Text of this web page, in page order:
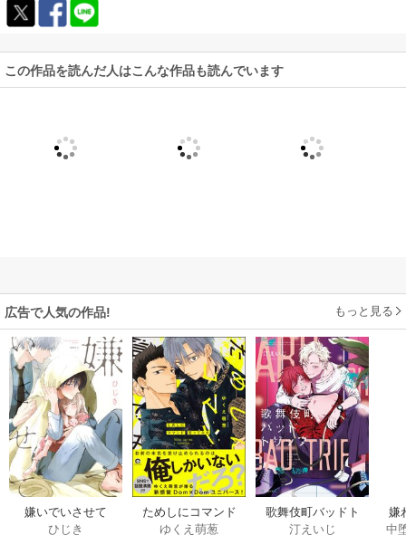
この作品を読んだ人はこんな作品も読んでいます
広告で人気の作品! もっと見る
嫌いでいさせて
ひじき
ためしにコマンド
言ってみた
ゆくえ萌葱
歌舞伎町バッドト
リップ
汀えいじ
嫌
は
中